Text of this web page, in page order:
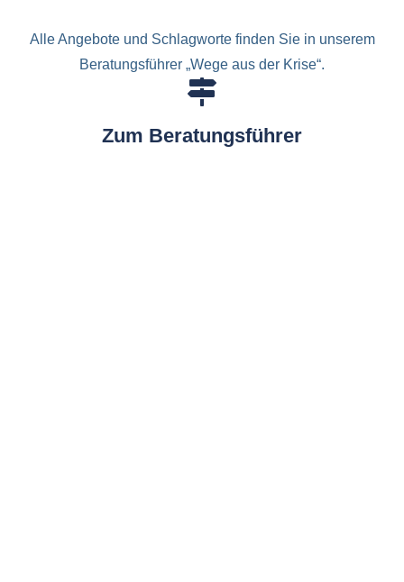
Alle Angebote und Schlagworte finden Sie in unserem
Beratungsführer „Wege aus der Krise“.
Zum Beratungsführer